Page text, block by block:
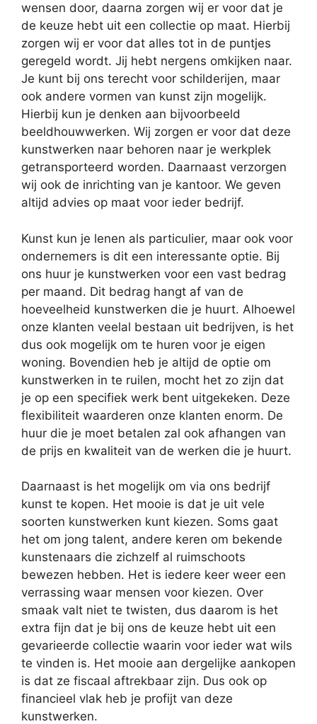
wensen door, daarna zorgen wij er voor dat je
de keuze hebt uit een collectie op maat. Hierbij
zorgen wij er voor dat alles tot in de puntjes
geregeld wordt. Jij hebt nergens omkijken naar.
Je kunt bij ons terecht voor schilderijen, maar
ook andere vormen van kunst zijn mogelijk.
Hierbij kun je denken aan bijvoorbeeld
beeldhouwwerken. Wij zorgen er voor dat deze
kunstwerken naar behoren naar je werkplek
getransporteerd worden. Daarnaast verzorgen
wij ook de inrichting van je kantoor. We geven
altijd advies op maat voor ieder bedrijf.
Kunst kun je lenen als particulier, maar ook voor
ondernemers is dit een interessante optie. Bij
ons huur je kunstwerken voor een vast bedrag
per maand. Dit bedrag hangt af van de
hoeveelheid kunstwerken die je huurt. Alhoewel
onze klanten veelal bestaan uit bedrijven, is het
dus ook mogelijk om te huren voor je eigen
woning. Bovendien heb je altijd de optie om
kunstwerken in te ruilen, mocht het zo zijn dat
je op een specifiek werk bent uitgekeken. Deze
flexibiliteit waarderen onze klanten enorm. De
huur die je moet betalen zal ook afhangen van
de prijs en kwaliteit van de werken die je huurt.
Daarnaast is het mogelijk om via ons bedrijf
kunst te kopen. Het mooie is dat je uit vele
soorten kunstwerken kunt kiezen. Soms gaat
het om jong talent, andere keren om bekende
kunstenaars die zichzelf al ruimschoots
bewezen hebben. Het is iedere keer weer een
verrassing waar mensen voor kiezen. Over
smaak valt niet te twisten, dus daarom is het
extra fijn dat je bij ons de keuze hebt uit een
gevarieerde collectie waarin voor ieder wat wils
te vinden is. Het mooie aan dergelijke aankopen
is dat ze fiscaal aftrekbaar zijn. Dus ook op
financieel vlak heb je profijt van deze
kunstwerken.